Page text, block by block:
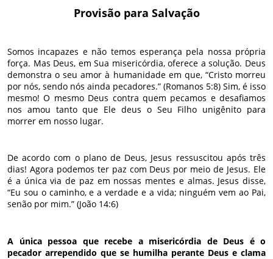
Provisão para Salvação
Somos incapazes e não temos esperança pela nossa própria
força. Mas Deus, em Sua misericórdia, oferece a solução. Deus
demonstra o seu amor à humanidade em que, “Cristo morreu
por nós, sendo nós ainda pecadores.” (Romanos 5:8) Sim, é isso
mesmo! O mesmo Deus contra quem pecamos e desafiamos
nos amou tanto que Ele deus o Seu Filho unigênito para
morrer em nosso lugar.
De acordo com o plano de Deus, Jesus ressuscitou após três
dias! Agora podemos ter paz com Deus por meio de Jesus. Ele
é a única via de paz em nossas mentes e almas. Jesus disse,
“Eu sou o caminho, e a verdade e a vida; ninguém vem ao Pai,
senão por mim.” (João 14:6)
A única pessoa que recebe a misericórdia de Deus é o
pecador arrependido que se humilha perante Deus e clama